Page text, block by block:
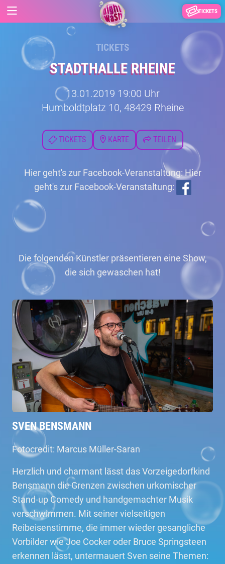
TICKETS
TICKETS
STADTHALLE RHEINE
13.01.2019 19:00 Uhr
Humboldtplatz 10, 48429 Rheine
TICKETS KARTE TEILEN
Hier geht's zur Facebook-Veranstaltung: Hier
geht's zur Facebook-Veranstaltung:
Die folgenden Künstler präsentieren eine Show,
die sich gewaschen hat!
SVEN BENSMANN
Fotocredit: Marcus Müller-Saran
Herzlich und charmant lässt das Vorzeigedorfkind
Bensmann die Grenzen zwischen urkomischer
Stand-up Comedy und handgemachter Musik
verschwimmen. Mit seiner vielseitigen
Reibeisenstimme, die immer wieder gesangliche
Vorbilder wie Joe Cocker oder Bruce Springsteen
erkennen lässt, untermauert Sven seine Themen: